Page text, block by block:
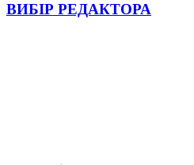
ВИБІР РЕДАКТОРА